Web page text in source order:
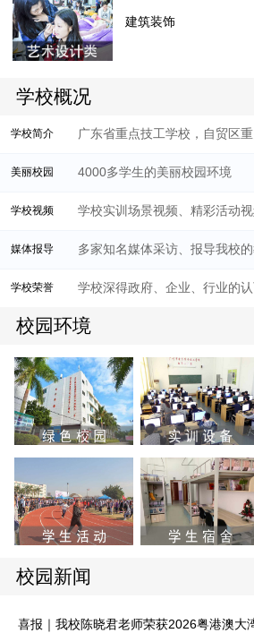
建筑装饰
学校概况
学校简介 广东省重点技工学校，自贸区
美丽校园 4000多学生的美丽校园环境
学校视频 学校实训场景视频、精彩活动
媒体报导 多家知名媒体采访、报导我校
学校荣誉 学校深得政府、企业、行业的
校园环境
校园新闻
喜报｜我校陈晓君老师荣获2026粤港澳大